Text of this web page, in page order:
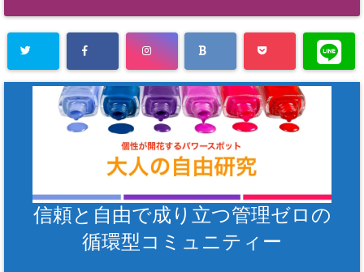
信頼と自由で成り立つ管理ゼロの
循環型コミュニティー